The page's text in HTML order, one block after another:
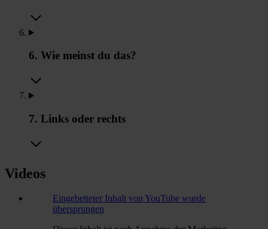
6. Wie meinst du das?
7. Links oder rechts
Videos
Eingebetteter Inhalt von YouTube wurde
übersprungen